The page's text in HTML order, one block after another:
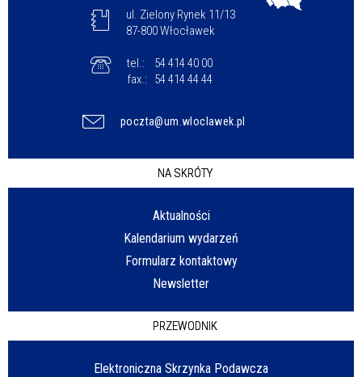
ul. Zielony Rynek 11/13
87-800 Włocławek
tel.:
54 414 40 00
fax.:
54 414 44 44
poczta@um.wloclawek.pl
NA SKRÓTY
Aktualności
Kalendarium wydarzeń
Formularz kontaktowy
Newsletter
PRZEWODNIK
Elektroniczna Skrzynka Podawcza